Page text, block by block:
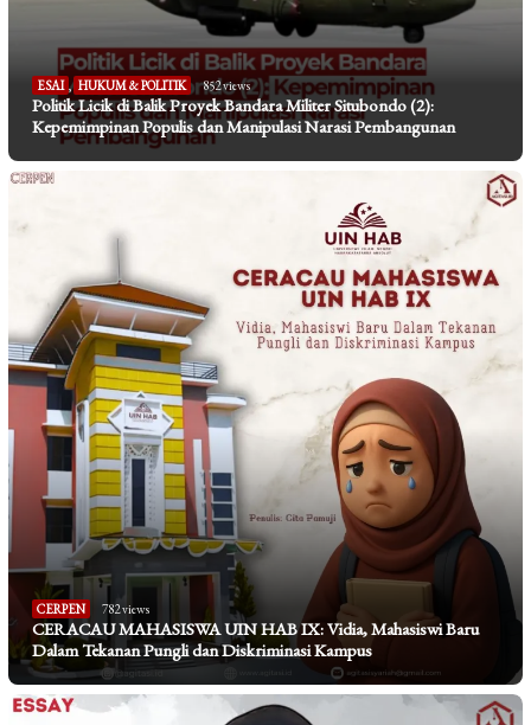
ESAI , HUKUM & POLITIK 852 views
Politik Licik di Balik Proyek Bandara Militer Situbondo (2):
Kepemimpinan Populis dan Manipulasi Narasi Pembangunan
CERPEN 782 views
CERACAU MAHASISWA UIN HAB IX: Vidia, Mahasiswi Baru
Dalam Tekanan Pungli dan Diskriminasi Kampus